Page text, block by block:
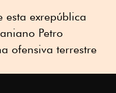
esta exrepública
Petro
ofensiva terrestre